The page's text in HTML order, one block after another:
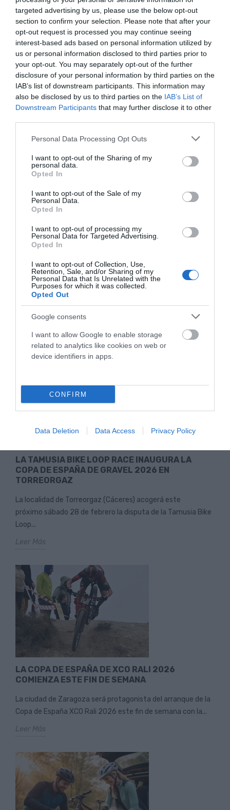
targeted advertising by us, please use the below opt-out
section to confirm your selection. Please note that after your
opt-out request is processed you may continue seeing
interest-based ads based on personal information utilized by
us or personal information disclosed to third parties prior to
your opt-out. You may separately opt-out of the further
disclosure of your personal information by third parties on the
IAB’s list of downstream participants. This information may
also be disclosed by us to third parties on the IAB’s List of
Downstream Participants that may further disclose it to other
Please note that this website/app uses one or more Google
not limited to your visit or usage behaviour. You may click to
grant or deny consent to Google and its third-party tags to
use your data for below specified purposes in below Google
consent section.
Personal Data Processing Opt Outs
I want to opt-out of the Sharing of my
personal data.
Opted In
I want to opt-out of the Sale of my
Personal Data.
Opted In
I want to opt-out of processing my
Personal Data for Targeted Advertising.
Opted In
I want to opt-out of Collection, Use,
Retention, Sale, and/or Sharing of my
Personal Data that Is Unrelated with the
Purposes for which it was collected.
Opted Out
Google consents
I want to allow Google to enable storage
related to analytics like cookies on web or
device identifiers in apps.
CONFIRM
Data Deletion Data Access Privacy Policy
DÍA DEL PADRE: CUANDO LA BICICLETA TAMBIÉN
UNE GENERACIONES
El Día del Padre está a la vuelta de la esquina. Y si en tu casa
TAMUSIA BIKE LOOP RACE 2026 ABRIÓ LA COPA
DE ESPAÑA GRAVEL 2026 EN TORREORGAZ
La Tamusia Bike Loop Race inauguró la Copa de España
espectáculo...
Leer Más
LA TAMUSIA BIKE LOOP RACE INAUGURA LA
COPA DE ESPAÑA DE GRAVEL 2026 EN
TORREORGAZ
La localidad de Torreorgaz (Cáceres) acogerá este
próximo sábado 28 de febrero la disputa de la Tamusia Bike
Loop...
Leer Más
LA COPA DE ESPAÑA DE XCO RALI 2026
COMIENZA ESTE FIN DE SEMANA
La ciudad de Zaragoza será protagonista del arranque de la
Copa de España XCO Rali 2026 este fin de semana con la...
Leer Más